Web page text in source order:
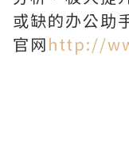
或缺的办公助
官网http://